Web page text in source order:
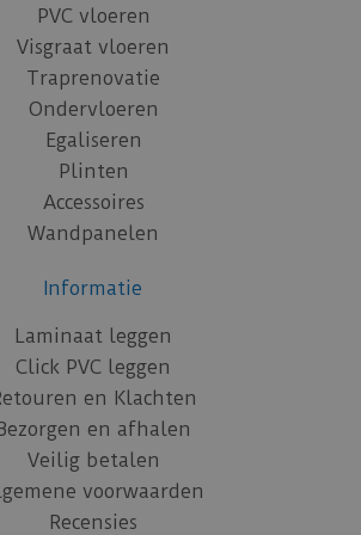
PVC vloeren
Visgraat vloeren
Traprenovatie
Ondervloeren
Egaliseren
Plinten
Accessoires
Wandpanelen
Informatie
Laminaat leggen
Click PVC leggen
en Klachten
en afhalen
Veilig betalen
voorwaarden
Recensies